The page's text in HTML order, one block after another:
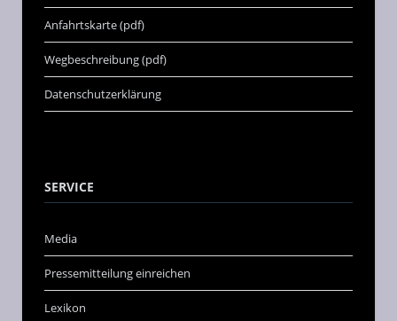
Anfahrtskarte (pdf)
Wegbeschreibung (pdf)
Datenschutzerklärung
SERVICE
Media
Pressemitteilung einreichen
Lexikon